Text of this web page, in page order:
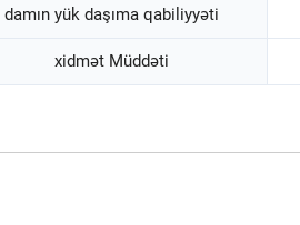
damın yük daşıma qabiliyyəti
xidmət Müddəti